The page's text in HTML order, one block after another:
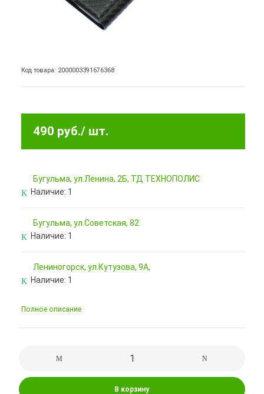
Код товара: 2000003391676368
490 руб./ шт.
Бугульма, ул.Ленина, 2Б, ТД ТЕХНОПОЛИС
Наличие: 1
Бугульма, ул.Советская, 82
Наличие: 1
Лениногорск, ул.Кутузова, 9А,
Наличие: 1
Полное описание
В корзину